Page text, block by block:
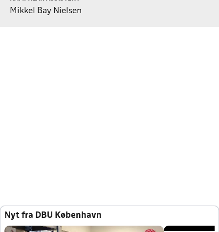
Mikkel Bay Nielsen
Nyt fra DBU København